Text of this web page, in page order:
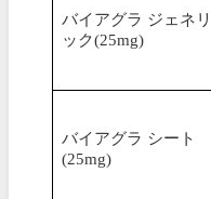
バイアグラ ジェネリ
ック(25mg)
バイアグラ シート
(25mg)